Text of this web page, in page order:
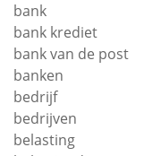
bank
bank krediet
bank van de post
banken
bedrijf
bedrijven
belasting